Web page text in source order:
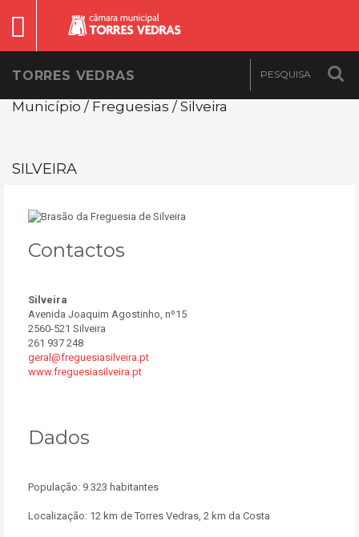
TORRES VEDRAS
Município / Freguesias / Silveira
SILVEIRA
Contactos
Silveira
Avenida Joaquim Agostinho, nº15
2560-521 Silveira
261 937 248
geral@freguesiasilveira.pt
www.freguesiasilveira.pt
Dados
População: 9.323 habitantes
Localização: 12 km de Torres Vedras, 2 km da Costa